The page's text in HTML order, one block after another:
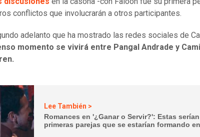
conflictos que involucrarán a otros participantes.
adelanto que ha mostrado las redes sociales de
momento se vivirá entre Pangal Andrade y
Lee También >
Romances en '¿Ganar o Servir?': Estas
primeras parejas que se estarían formando